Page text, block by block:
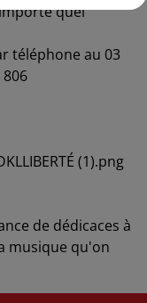
quel
téléphone au 03
806
de dédicaces à
musique qu'on